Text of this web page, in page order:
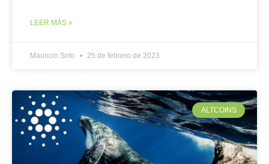
LEER MÁS »
Mauricio Soto 25 de febrero de 2023
ALTCOINS